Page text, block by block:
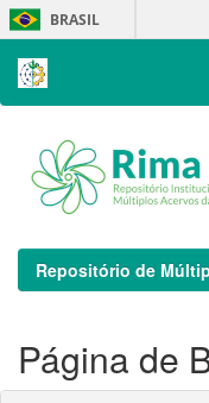
Skip
navigation
BRASIL
Repositório de
Página de